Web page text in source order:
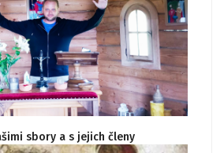
sbory a s jejich členy